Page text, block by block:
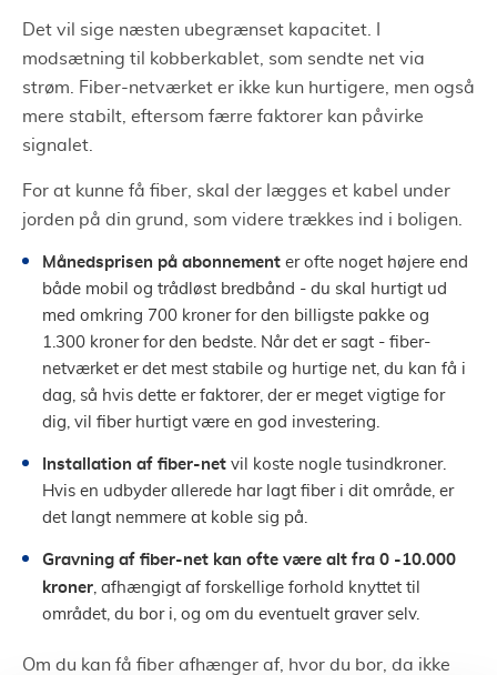
Det vil sige næsten ubegrænset kapacitet. I
modsætning til kobberkablet, som sendte net via
strøm. Fiber-netværket er ikke kun hurtigere, men også
mere stabilt, eftersom færre faktorer kan påvirke
signalet.
For at kunne få fiber, skal der lægges et kabel under
jorden på din grund, som videre trækkes ind i boligen.
Månedsprisen på abonnement er ofte noget højere end
både mobil og trådløst bredbånd - du skal hurtigt ud
med omkring 700 kroner for den billigste pakke og
1.300 kroner for den bedste. Når det er sagt - fiber-
netværket er det mest stabile og hurtige net, du kan få i
dag, så hvis dette er faktorer, der er meget vigtige for
dig, vil fiber hurtigt være en god investering.
Installation af fiber-net vil koste nogle tusindkroner.
Hvis en udbyder allerede har lagt fiber i dit område, er
det langt nemmere at koble sig på.
Gravning af fiber-net kan ofte være alt fra 0 -10.000
kroner, afhængigt af forskellige forhold knyttet til
området, du bor i, og om du eventuelt graver selv.
Om du kan få fiber afhænger af, hvor du bor, da ikke